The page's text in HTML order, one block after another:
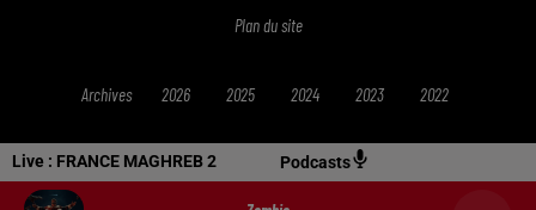
Live : FRANCE MAGHREB 2 Podcasts
Plan du site
Archives 2026 2025 2024 2023 2022